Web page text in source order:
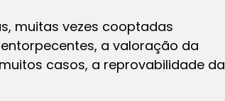
muitas vezes cooptadas
a valoração da
casos, a reprovabilidade da